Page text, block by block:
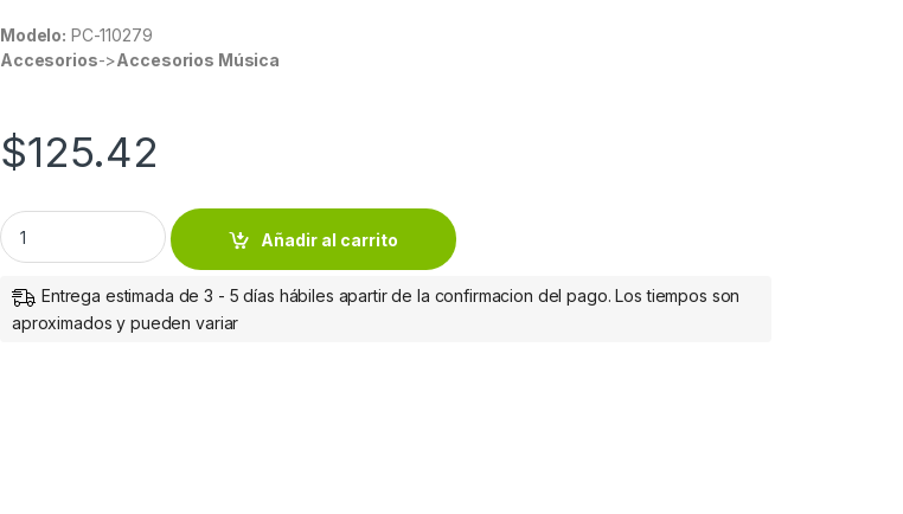
Modelo: PC-110279
Accesorios->Accesorios Música
$125.42
Perfect Choice Micrófono de Lujo con Cuello Flexible, PC-110279, Alámbrico, Negro PARA ESCRITORIO
Añadir al carrito
Entrega estimada de 3 - 5 días hábiles apartir de la confirmacion del pago. Los tiempos son
aproximados y pueden variar